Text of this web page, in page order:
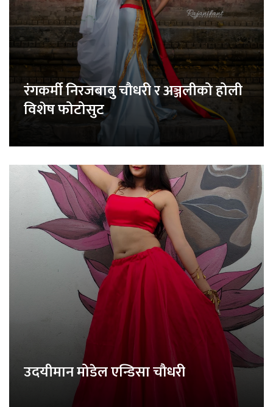
रंगकर्मी निरजबाबु चौधरी र अञ्जलीको होली
विशेष फोटोसुट
उदयीमान मोडेल एन्डिसा चौधरी